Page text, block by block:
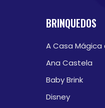
BRINQUEDOS
A Casa
Ana Castela
Baby Brink
Disney